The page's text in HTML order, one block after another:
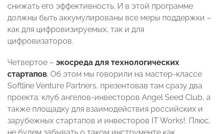
снижать его эффективность. И в этой программе
должны быть аккумулированы все меры поддержки –
как для цифровизируемых, так и для
цифровизаторов.
Четвертое – экосреда для технологических
стартапов. Об этом мы говорили на мастер-классе
Softline Venture Partners, презентовав там сразу два
проекта: клуб ангелов-инвеcторов Angel Seed Club, а
также площадку для взаимодействия российских и
зарубежных стартапов и инвесторов IT Works!. Плюс,